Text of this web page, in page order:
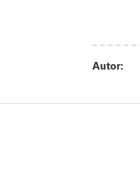
Autor: